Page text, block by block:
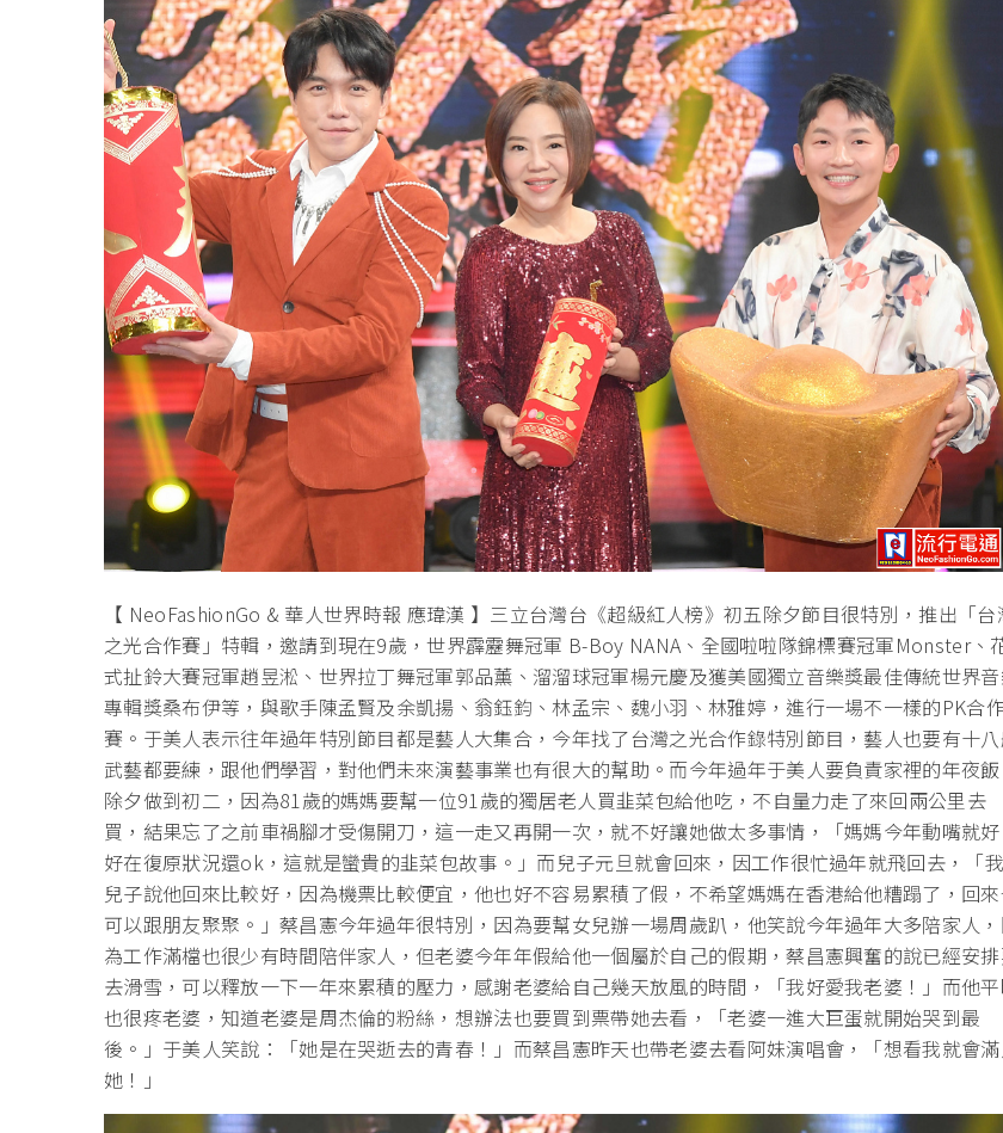
【 NeoFashionGo & 華人世界時報 應瑋漢 】三立台灣台《超級紅人榜》初五除夕節目很特別，推出「台
之光合作賽」特輯，邀請到現在9歲，世界霹靂舞冠軍 B-Boy NANA、全國啦啦隊錦標賽冠軍Monster、
式扯鈴大賽冠軍趙昱淞、世界拉丁舞冠軍郭品薰、溜溜球冠軍楊元慶及獲美國獨立音樂獎最佳傳統世界
專輯獎桑布伊等，與歌手陳孟賢及余凱揚、翁鈺鈞、林孟宗、魏小羽、林雅婷，進行一場不一樣的PK合
賽。于美人表示往年過年特別節目都是藝人大集合，今年找了台灣之光合作錄特別節目，藝人也要有十
武藝都要練，跟他們學習，對他們未來演藝事業也有很大的幫助。而今年過年于美人要負責家裡的年夜飯
除夕做到初二，因為81歲的媽媽要幫一位91歲的獨居老人買韭菜包給他吃，不自量力走了來回兩公里去
買，結果忘了之前車禍腳才受傷開刀，這一走又再開一次，就不好讓她做太多事情，「媽媽今年動嘴就好
好在復原狀況還ok，這就是蠻貴的韭菜包故事。」而兒子元旦就會回來，因工作很忙過年就飛回去，「我
兒子說他回來比較好，因為機票比較便宜，他也好不容易累積了假，不希望媽媽在香港給他糟蹋了，回
可以跟朋友聚聚。」蔡昌憲今年過年很特別，因為要幫女兒辦一場周歲趴，他笑說今年過年大多陪家人
為工作滿檔也很少有時間陪伴家人，但老婆今年年假給他一個屬於自己的假期，蔡昌憲興奮的說已經安
去滑雪，可以釋放一下一年來累積的壓力，感謝老婆給自己幾天放風的時間，「我好愛我老婆！」而他
也很疼老婆，知道老婆是周杰倫的粉絲，想辦法也要買到票帶她去看，「老婆一進大巨蛋就開始哭到最
後。」于美人笑說：「她是在哭逝去的青春！」而蔡昌憲昨天也帶老婆去看阿妹演唱會，「想看我就會
她！」